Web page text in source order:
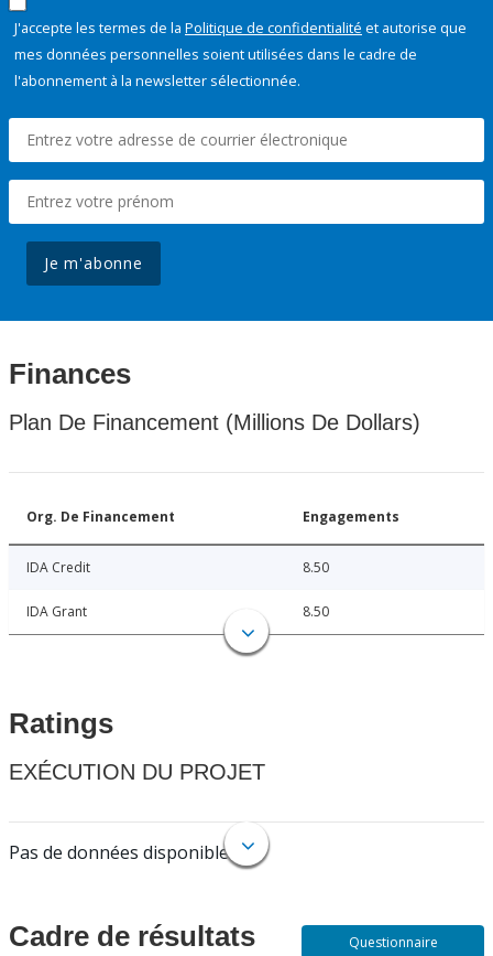
J'accepte les termes de la Politique de confidentialité et autorise que
mes données personnelles soient utilisées dans le cadre de
l'abonnement à la newsletter sélectionnée.
Je m'abonne
Finances
Plan De Financement (Millions De Dollars)
Org. De Financement Engagements
IDA Credit 8.50
IDA Grant 8.50
Ratings
EXÉCUTION DU PROJET
Pas de données disponibles.
Cadre de résultats Questionnaire